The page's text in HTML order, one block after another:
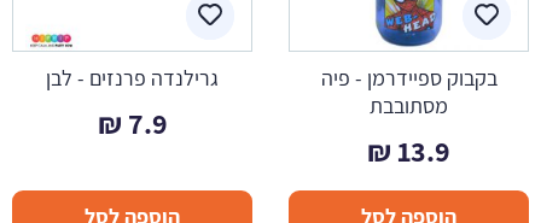
בקבוק ספיידרמן - פיה
מסתובבת
13.9
₪
הוספה לסל
גרילנדה פרנזים - לבן
7.9
₪
הוספה לסל